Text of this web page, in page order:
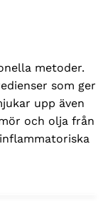
metoder.
som ger
upp även
och olja från